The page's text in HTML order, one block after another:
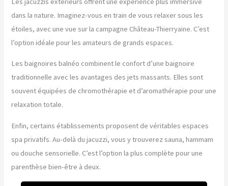
dans la nature. Imaginez-vous en train de vous relaxer sous les
étoiles, avec une vue sur la campagne Château-Thierryaine. C’est
l’option idéale pour les amateurs de grands espaces.
Les baignoires balnéo combinent le confort d’une baignoire
traditionnelle avec les avantages des jets massants. Elles sont
souvent équipées de chromothérapie et d’aromathérapie pour une
relaxation totale.
Enfin, certains établissements proposent de véritables espaces
spa privatifs. Au-delà du jacuzzi, vous y trouverez sauna, hammam
ou douche sensorielle. C’est l’option la plus complète pour une
parenthèse bien-être à deux.